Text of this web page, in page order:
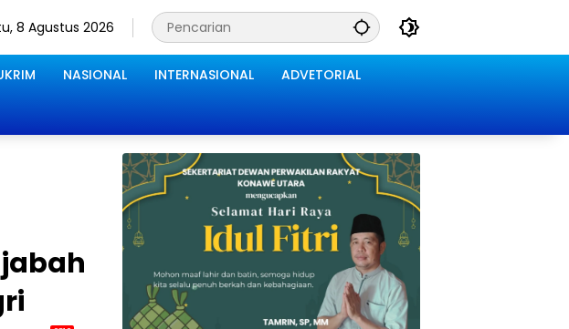
8 Agustus 2026
NASIONAL INTERNASIONAL ADVETORIAL